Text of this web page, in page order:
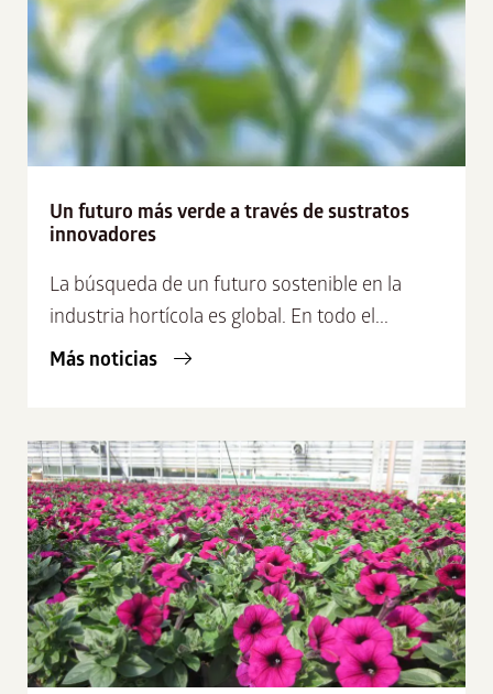
Un futuro más verde a través de sustratos
innovadores
La búsqueda de un futuro sostenible en la
industria hortícola es global. En todo el...
Más noticias